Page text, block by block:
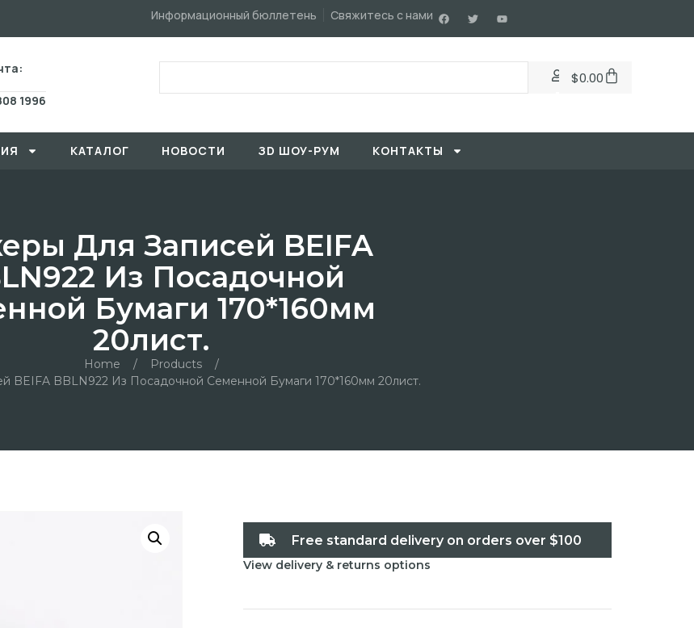
Информационный бюллетень Свяжитесь с нами
1996
$0.00
КАТАЛОГ HОBOCTИ ЗD ШОУ-РУМ KОНТАКТЫ
Для Записей BEIFA
Из Посадочной
Бумаги 170*160мм
20лист.
Home / Products
/
BEIFA BBLN922 Из Посадочной Семенной Бумаги 170*160мм 20лист.
Free standard delivery on orders over $100
View delivery & returns options